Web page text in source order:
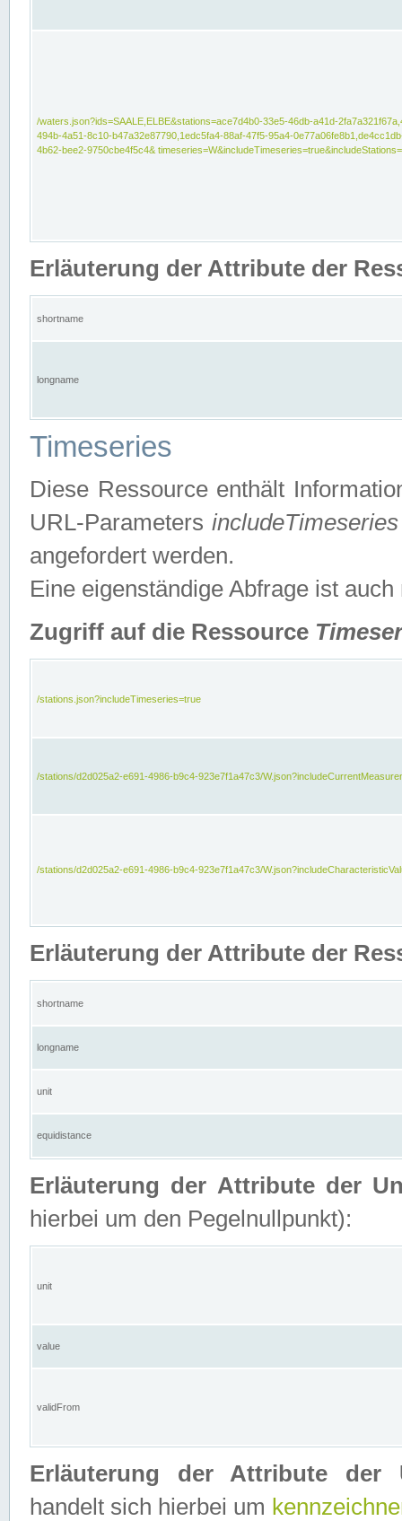
/waters.json?ids=SAALE,ELBE&stations=ace7d4b0-33e5-46db-a41d-
494b-4a51-8c10-b47a32e87790,1edc5fa4-88af-47f5-95a4-
4b62-bee2-9750cbe4f5c4&
Erläuterung der Attribute der
shortname
longname
Timeseries
Diese Ressource enthält
URL-ParametersincludeTimeseries
angefordert werden.
Eine eigenständige Abfrage ist auch
Zugriff auf die Ressource
/stations.json?includeTimeseries=true
/stations/d2d025a2-e691-4986-b9c4-923e7f1a47c3/
/stations/d2d025a2-e691-4986-b9c4-923e7f1a47c3/
Erläuterung der Attribute der
shortname
longname
unit
equidistance
Erläuterung der Attribute der
hierbei um den Pegelnullpunkt):
unit
value
validFrom
Erläuterung der Attribute der
handelt sich hierbei um